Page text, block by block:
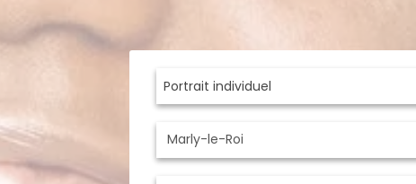
Portrait individuel